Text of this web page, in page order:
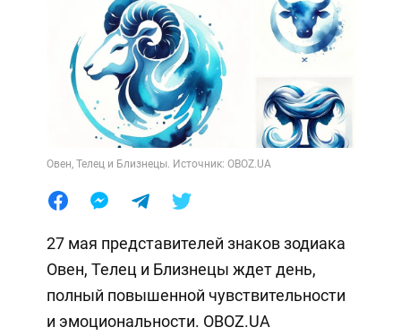
Лайфхаки
Овен, Телец и Близнецы. Источник: OBOZ.UA
27 мая представителей знаков зодиака
Овен, Телец и Близнецы ждет день,
полный повышенной чувствительности
и эмоциональности. OBOZ.UA